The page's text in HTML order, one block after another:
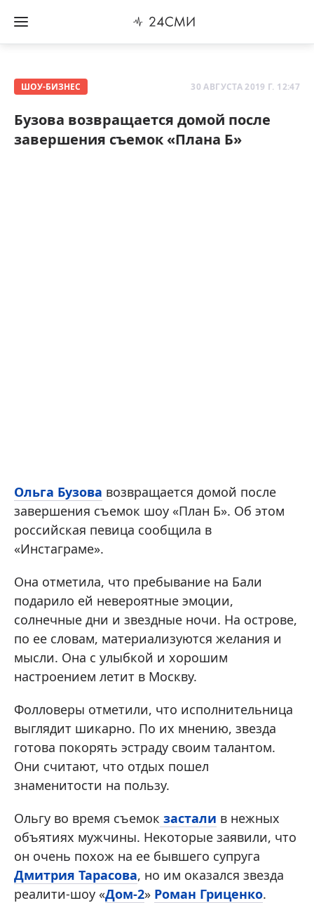
ШОУ-БИЗНЕС 30 АВГУСТА 2019 Г. 12:47
Бузова возвращается домой после
завершения съемок «Плана Б»
Ольга Бузова возвращается домой после
завершения съемок шоу «План Б». Об этом
российская певица сообщила в
«Инстаграме».
Она отметила, что пребывание на Бали
подарило ей невероятные эмоции,
солнечные дни и звездные ночи. На острове,
по ее словам, материализуются желания и
мысли. Она с улыбкой и хорошим
настроением летит в Москву.
Фолловеры отметили, что исполнительница
выглядит шикарно. По их мнению, звезда
готова покорять эстраду своим талантом.
Они считают, что отдых пошел
знаменитости на пользу.
Ольгу во время съемок застали в нежных
объятиях мужчины. Некоторые заявили, что
он очень похож на ее бывшего супруга
Дмитрия Тарасова, но им оказался звезда
реалити-шоу «Дом-2» Роман Гриценко.